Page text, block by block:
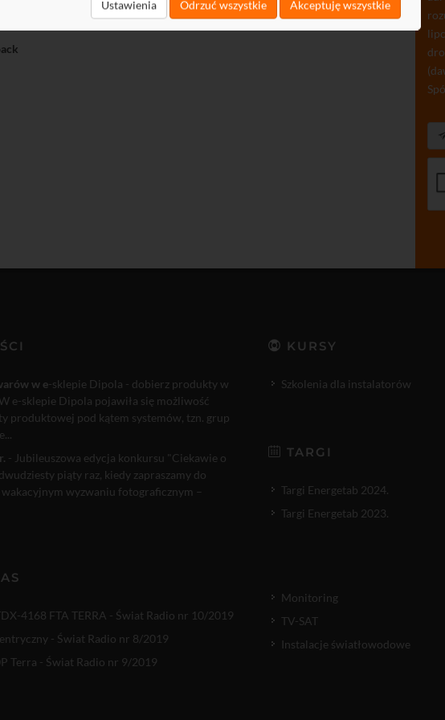
Ustawienia Odrzuć wszystkie Akceptuję wszystkie
w e-sklepie Dipola - dobierz produkty w
e-sklepie Dipola pojawiła się możliwość
produktowej pod kątem systemów, tzn. grup
- Jubileuszowa edycja konkursu "Ciekawie o
piąty raz, kiedy zapraszamy do
wakacyjnym wyzwaniu fotograficznym –
4168 FTA TERRA - Świat Radio nr 10/2019
- Świat Radio nr 8/2019
Terra - Świat Radio nr 9/2019
KURSY
Szkolenia dla instalatorów
TARGI
Targi Energetab 2024.
Targi Energetab 2023.
Monitoring
TV-SAT
Instalacje światłowodowe